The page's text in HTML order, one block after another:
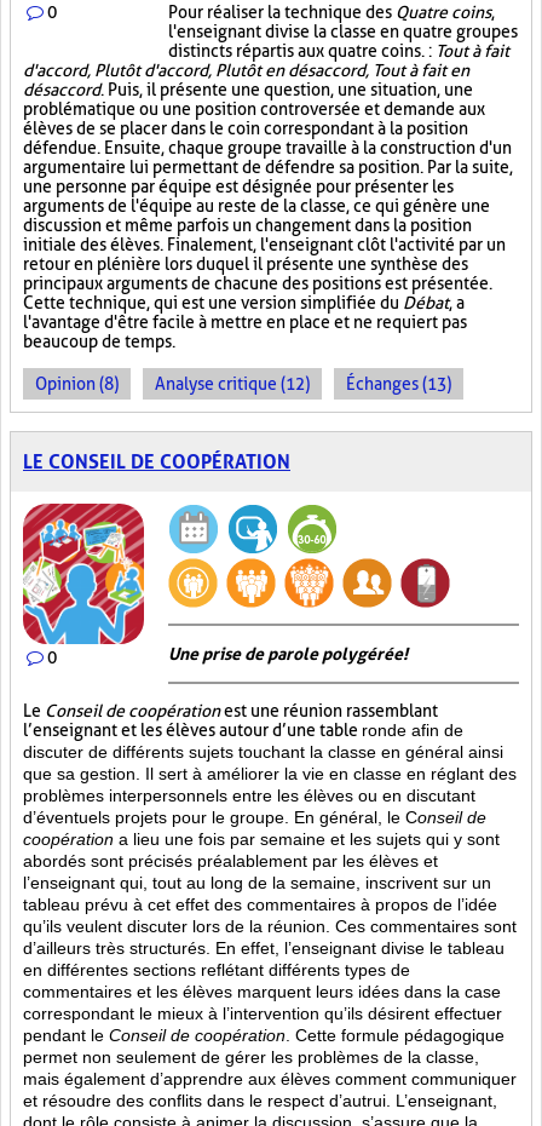
0 Pour réaliser la technique des Quatre coins,
l'enseignant divise la classe en quatre groupes
distincts répartis aux quatre coins. : Tout à fait
d'accord, Plutôt d'accord, Plutôt en désaccord, Tout à fait en
désaccord. Puis, il présente une question, une situation, une
problématique ou une position controversée et demande aux
élèves de se placer dans le coin correspondant à la position
défendue. Ensuite, chaque groupe travaille à la construction d'un
argumentaire lui permettant de défendre sa position. Par la suite,
une personne par équipe est désignée pour présenter les
arguments de l'équipe au reste de la classe, ce qui génère une
discussion et même parfois un changement dans la position
initiale des élèves. Finalement, l'enseignant clôt l'activité par un
retour en plénière lors duquel il présente une synthèse des
principaux arguments de chacune des positions est présentée.
Cette technique, qui est une version simplifiée du Débat, a
l'avantage d'être facile à mettre en place et ne requiert pas
beaucoup de temps.
Opinion (8) Analyse critique (12) Échanges (13)
LE CONSEIL DE COOPÉRATION
0 Une prise de parole polygérée!
Le Conseil de coopérationest une réunion rassemblant
l’enseignant et les élèves autour d’une table ronde afin de
discuter de différents sujets touchant la classe en général ainsi
que sa gestion. Il sert à améliorer la vie en classe en réglant des
problèmes interpersonnels entre les élèves ou en discutant
d’éventuels projets pour le groupe. En général, le Conseil de
coopération a lieu une fois par semaine et les sujets qui y sont
abordés sont précisés préalablement par les élèves et
l’enseignant qui, tout au long de la semaine, inscrivent sur un
tableau prévu à cet effet des commentaires à propos de l’idée
qu’ils veulent discuter lors de la réunion. Ces commentaires sont
d’ailleurs très structurés. En effet, l’enseignant divise le tableau
en différentes sections reflétant différents types de
commentaires et les élèves marquent leurs idées dans la case
correspondant le mieux à l’intervention qu’ils désirent effectuer
pendant le Conseil de coopération . Cette formule pédagogique
permet non seulement de gérer les problèmes de la classe,
mais également d’apprendre aux élèves comment communiquer
et résoudre des conflits dans le respect d’autrui. L’enseignant,